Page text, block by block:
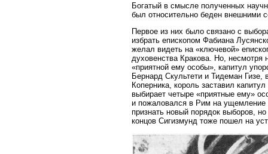
Богатый в смысле полученных
был относительно беден внешними
Первое из них было связано с
избрать епископом Фабиана
желал видеть на «ключевой»
духовенства Кракова. Но, несмотря
«приятной ему особы», капитул
Бернард Скультети и Тидеман Гизе,
Коперника, король заставил
выбирает четыре «приятные ему»
и пожаловался в Рим на ущемление
признать новый порядок выборов,
концов Сигизмунд тоже пошел на